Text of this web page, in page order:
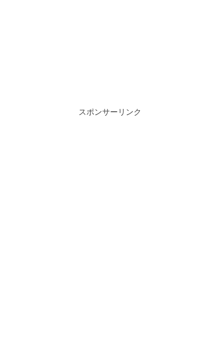
スポンサーリンク